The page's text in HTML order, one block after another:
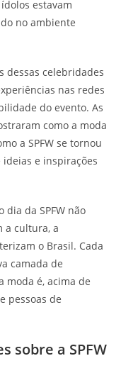
estavam
no ambiente
dessas celebridades
nas redes
do evento. As
como a moda
a SPFW se tornou
e inspirações
da SPFW não
a cultura, a
o Brasil. Cada
camada de
moda é, acima de
pessoas de
sobre a SPFW